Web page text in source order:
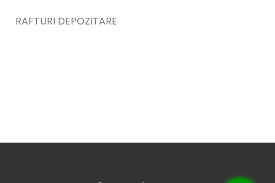
RAFTURI DEPOZITARE